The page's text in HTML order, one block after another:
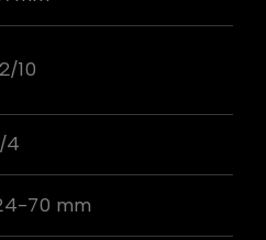
10
4
70 mm